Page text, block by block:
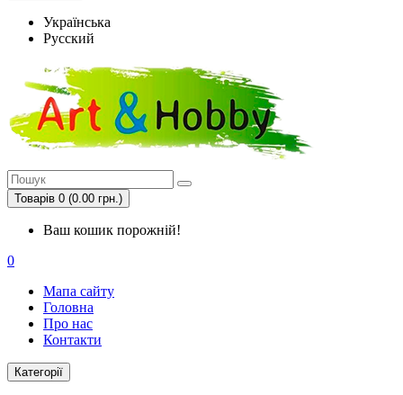
Українська
Русский
Товарів 0 (0.00 грн.)
Ваш кошик порожній!
0
Мапа сайту
Головна
Про нас
Контакти
Категорії